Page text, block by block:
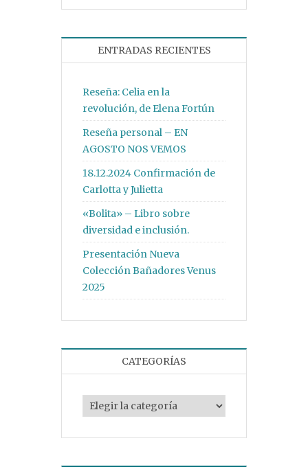
ENTRADAS RECIENTES
Reseña: Celia en la
revolución, de Elena Fortún
Reseña personal – EN
AGOSTO NOS VEMOS
18.12.2024 Confirmación de
Carlotta y Julietta
«Bolita» – Libro sobre
diversidad e inclusión.
Presentación Nueva
Colección Bañadores Venus
2025
CATEGORÍAS
Categorías